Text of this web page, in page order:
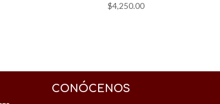
$4,250.00
CONÓCENOS